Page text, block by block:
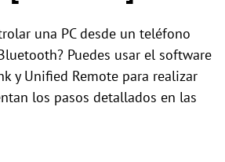
una PC desde un teléfono
Puedes usar el software
y Unified Remote para realizar
los pasos detallados en las